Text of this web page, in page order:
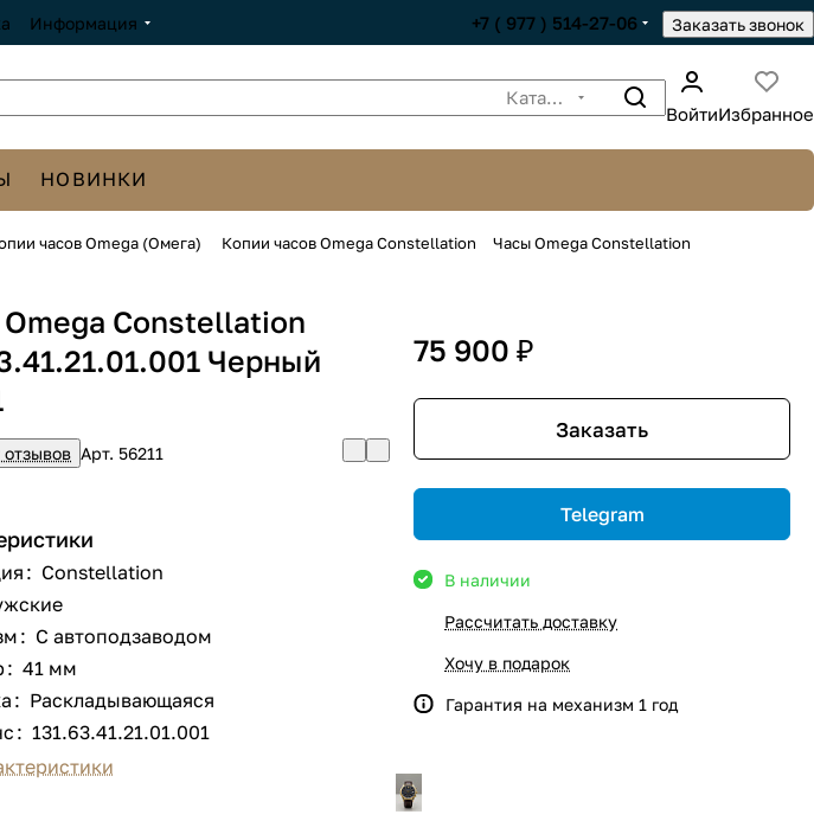
Информация +7 ( 977 ) 514-27-06 Заказать звонок
ВойтиИзбранное
НОВИНКИ
часов Omega (Омега) Копии часов Omega Constellation
Часы Omega Constellation
Constellation
Черный
отзывов Арт. 56211
: Constellation
: С автоподзаводом
: 41 мм
: Раскладывающаяся
: 131.63.41.21.01.001
75 900 ₽
Заказать
Telegram
В наличии
Рассчитать доставку
Хочу в подарок
Гарантия на механизм 1 год